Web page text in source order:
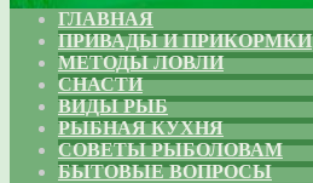
ГЛАВНАЯ
ПРИВАДЫ И ПРИКОРМКИ
МЕТОДЫ ЛОВЛИ
СНАСТИ
ВИДЫ РЫБ
РЫБНАЯ КУХНЯ
СОВЕТЫ РЫБОЛОВАМ
БЫТОВЫЕ ВОПРОСЫ